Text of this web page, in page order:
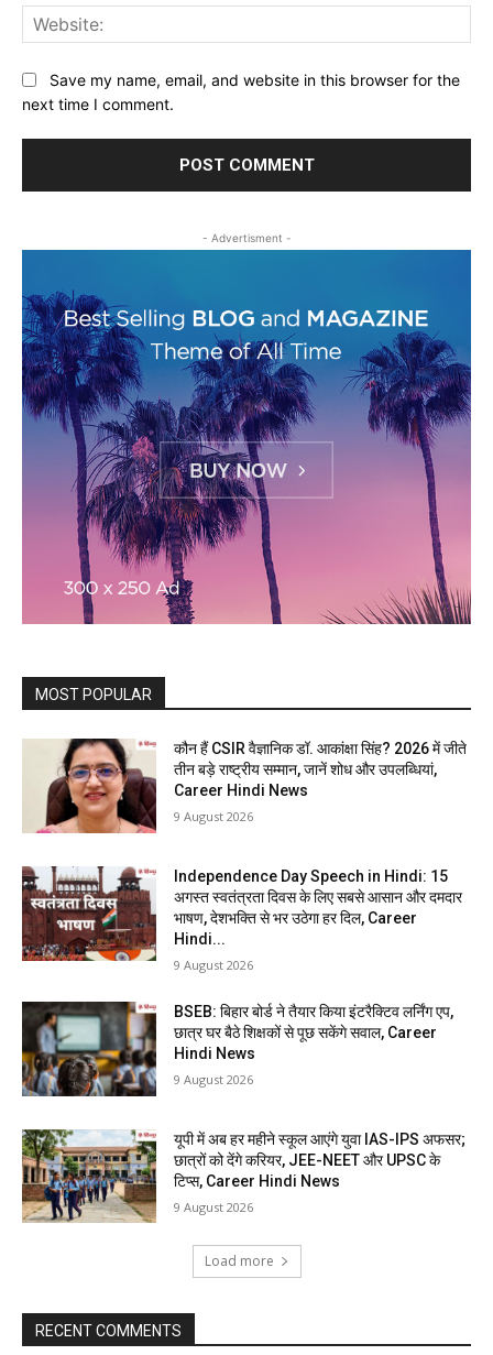
Save my name, email, and website in this browser for the
next time I comment.
- Advertisment -
MOST POPULAR
कौन हैं CSIR वैज्ञानिक डॉ. आकांक्षा सिंह? 2026 में जीते
तीन बड़े राष्ट्रीय सम्मान, जानें शोध और उपलब्धियां,
Career Hindi News
9 August 2026
Independence Day Speech in Hindi: 15
अगस्त स्वतंत्रता दिवस के लिए सबसे आसान और दमदार
भाषण, देशभक्ति से भर उठेगा हर दिल, Career
Hindi...
9 August 2026
BSEB: बिहार बोर्ड ने तैयार किया इंटरैक्टिव लर्निंग एप,
छात्र घर बैठे शिक्षकों से पूछ सकेंगे सवाल, Career
Hindi News
9 August 2026
यूपी में अब हर महीने स्कूल आएंगे युवा IAS-IPS अफसर;
छात्रों को देंगे करियर, JEE-NEET और UPSC के
टिप्स, Career Hindi News
9 August 2026
Load more
RECENT COMMENTS